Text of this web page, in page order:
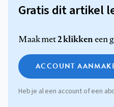
Gratis dit artikel
Maak met2 klikkeneen
ACCOUNT
Heb je al een account of een